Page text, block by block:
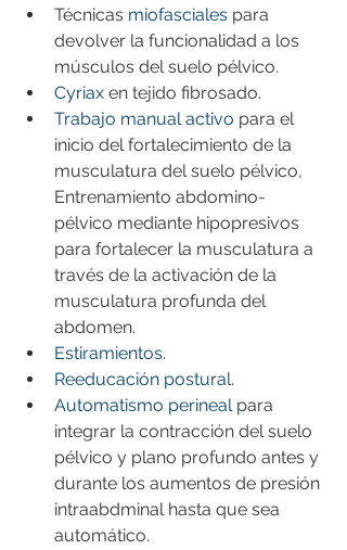
Técnicas miofasciales para
devolver la funcionalidad a los
músculos del suelo pélvico.
Cyriax en tejido fibrosado.
Trabajo manual activo para el
inicio del fortalecimiento de la
musculatura del suelo pélvico,
Entrenamiento abdomino-
pélvico mediante hipopresivos
para fortalecer la musculatura a
través de la activación de la
musculatura profunda del
abdomen.
Estiramientos.
Reeducación postural.
Automatismo perineal para
integrar la contracción del suelo
pélvico y plano profundo antes y
durante los aumentos de presión
intraabdminal hasta que sea
automático.